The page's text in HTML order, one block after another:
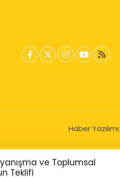
Haber Yazılımı:
ve Toplumsal
Teklifi